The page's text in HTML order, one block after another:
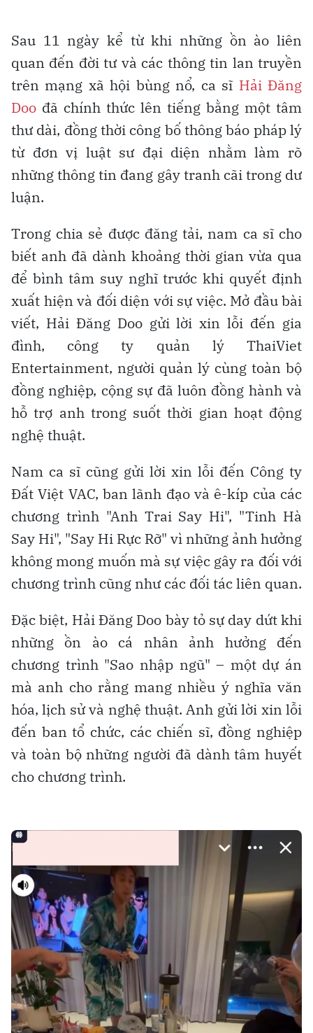
Sau 11 ngày kể từ khi những ồn ào liên
quan đến đời tư và các thông tin lan truyền
trên mạng xã hội bùng nổ, ca sĩ Hải Đăng
Doo đã chính thức lên tiếng bằng một tâm
thư dài, đồng thời công bố thông báo pháp lý
từ đơn vị luật sư đại diện nhằm làm rõ
những thông tin đang gây tranh cãi trong dư
luận.
Trong chia sẻ được đăng tải, nam ca sĩ cho
biết anh đã dành khoảng thời gian vừa qua
để bình tâm suy nghĩ trước khi quyết định
xuất hiện và đối diện với sự việc. Mở đầu bài
viết, Hải Đăng Doo gửi lời xin lỗi đến gia
đình, công ty quản lý ThaiViet
Entertainment, người quản lý cùng toàn bộ
đồng nghiệp, cộng sự đã luôn đồng hành và
hỗ trợ anh trong suốt thời gian hoạt động
nghệ thuật.
Nam ca sĩ cũng gửi lời xin lỗi đến Công ty
Đất Việt VAC, ban lãnh đạo và ê-kíp của các
chương trình "Anh Trai Say Hi", "Tinh Hà
Say Hi", "Say Hi Rực Rỡ" vì những ảnh hưởng
không mong muốn mà sự việc gây ra đối với
chương trình cũng như các đối tác liên quan.
Đặc biệt, Hải Đăng Doo bày tỏ sự day dứt khi
những ồn ào cá nhân ảnh hưởng đến
chương trình "Sao nhập ngũ" – một dự án
mà anh cho rằng mang nhiều ý nghĩa văn
hóa, lịch sử và nghệ thuật. Anh gửi lời xin lỗi
đến ban tổ chức, các chiến sĩ, đồng nghiệp
và toàn bộ những người đã dành tâm huyết
cho chương trình.